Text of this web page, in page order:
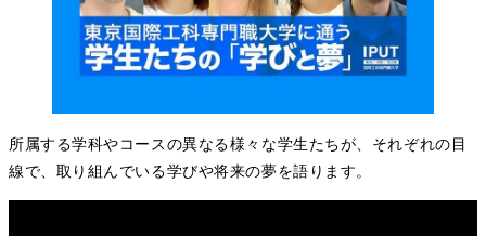
所属する学科やコースの異なる様々な学生たちが、それぞれの目
線で、取り組んでいる学びや将来の夢を語ります。